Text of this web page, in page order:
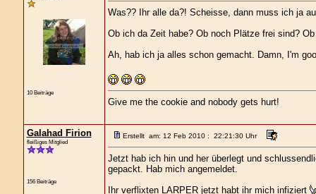
10 Beiträge
Was?? Ihr alle da?! Scheisse, dann muss ich ja
Ob ich da Zeit habe? Ob noch Plätze frei sind?
Ah, hab ich ja alles schon gemacht. Damn, I'm
Give me the cookie and nobody gets hurt!
Galahad Firion
fleißiges Mitglied
156 Beiträge
Erstellt am: 12 Feb 2010 : 22:21:30 Uhr
Jetzt hab ich hin und her überlegt und
gepackt. Hab mich angemeldet.
Ihr verflixten LARPER jetzt habt ihr mich infiziert